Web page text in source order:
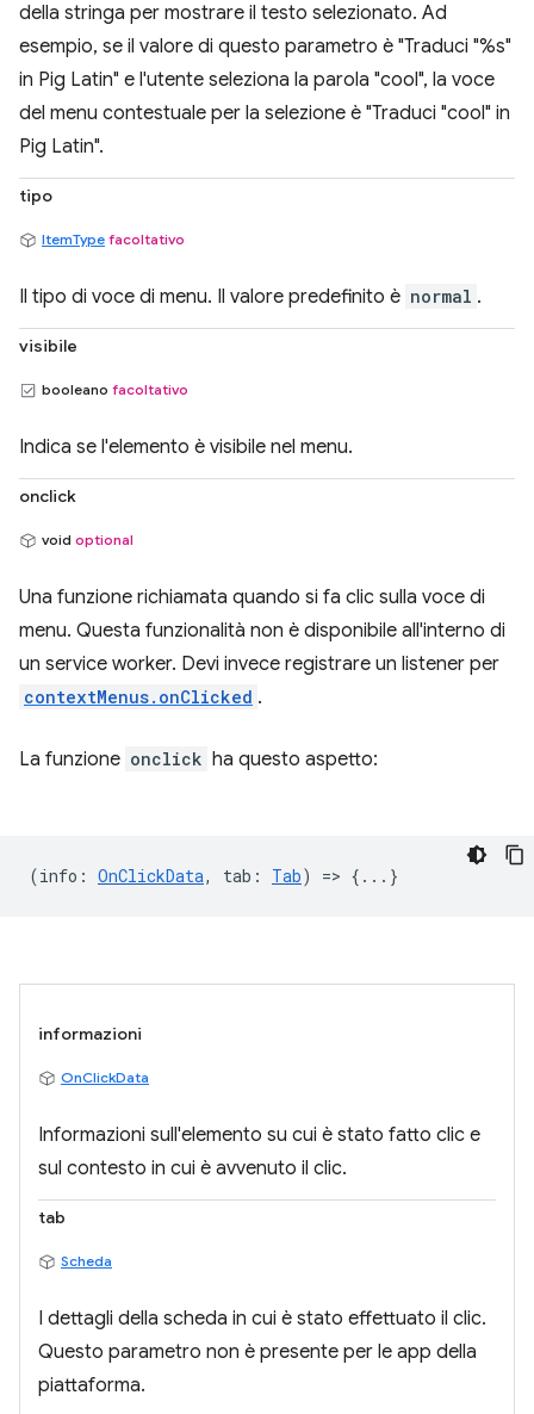
della stringa per mostrare il testo selezionato. Ad
esempio, se il valore di questo parametro è "Traduci "%s"
in Pig Latin" e l'utente seleziona la parola "cool", la voce
del menu contestuale per la selezione è "Traduci "cool" in
Pig Latin".
tipo
ItemType facoltativo
Il tipo di voce di menu. Il valore predefinito è normal .
visibile
booleano facoltativo
Indica se l'elemento è visibile nel menu.
onclick
void optional
Una funzione richiamata quando si fa clic sulla voce di
menu. Questa funzionalità non è disponibile all'interno di
un service worker. Devi invece registrare un listener per
contextMenus.onClicked .
La funzione onclick ha questo aspetto:
(info : OnClickData, tab : Tab) => {...}
informazioni
OnClickData
Informazioni sull'elemento su cui è stato fatto clic e
sul contesto in cui è avvenuto il clic.
tab
Scheda
I dettagli della scheda in cui è stato effettuato il clic.
Questo parametro non è presente per le app della
piattaforma.